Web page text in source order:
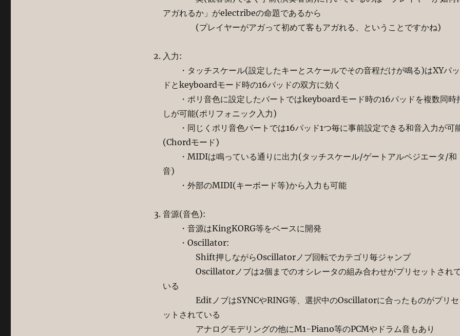
アガれるか」がelectribeの命題であるから
(プレイヤーがアガって初めて客もアガれる、ということですかね)
入力:
・タッチスケール(設定したキーとスケールでその音程だけが鳴る)はXYパッ
ドとkeyboardモード時の16パッドの双方に効く
・ポリ音色に設定したパートではkeyboardモード時の16パッドを複数同時
しが可能(ポリフォニック入力)
・同じくポリ音色パートでは16パッド1つ毎に事前設定できる和音入力が可
(Chordモード)
・MIDIは鳴っている通りに出力(タッチスケール/ゲートアルペジエータ/和
音)
・外部のMIDI(キーボード等)から入力も可能
音源(音色):
・音源はKingKORG等をベースに開発
・Oscillator:
Shift押しながらOscillatorノブ回転でカテゴリ毎ジャンプ
Oscillatorノブは2個までのオシレータの組み合わせがプリセットされ
いる
EditノブはSYNCやRING等、選択中のOscillatorに合ったものがプリセ
ットされている
アナログモデリングの他にM1-Piano等のPCMやドラム音もあり